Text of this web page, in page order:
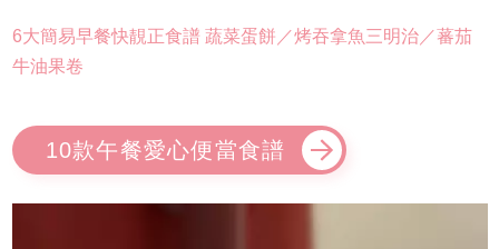
6大簡易早餐快靚正食譜 蔬菜蛋餅／烤吞拿魚三明治／蕃茄
牛油果卷
10款午餐愛心便當食譜